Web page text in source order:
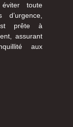
toute
prête à
assurant
aux